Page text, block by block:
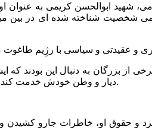
شهید ابوالحسن کریمی به
شخصیت شناخته شده ای در بین
از بزرگان به دنبال این بودند
دیار و وطن خودش خدمت کند و اینگونه بود که خاطرات مجاهدتهای شبانه روزی او در رفع مشکلات مردم و مبارزه با ضد انقلاب هرگز از یادها نخواهد رفت.
و حقوق او، خاطرات جارو کشیدن